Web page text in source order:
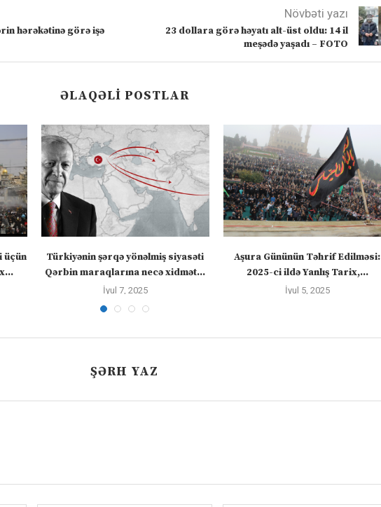
hərəkətinə görə işə
Növbəti yazı
23 dollara görə həyatı alt-üst oldu: 14 il
meşədə yaşadı – FOTO
ƏLAQƏLI POSTLAR
üçün
Türkiyənin şərqə yönəlmiş siyasəti
Qərbin maraqlarına necə xidmət...
İyul 7, 2025
Aşura Gününün Təhrif Edilməsi:
2025-ci ildə Yanlış Tarix,...
İyul 5, 2025
ŞƏRH YAZ